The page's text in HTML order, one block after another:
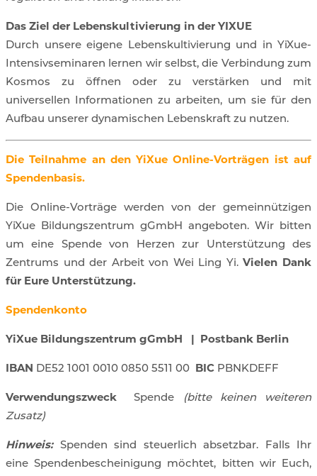
Das Ziel der Lebenskultivierung in der YIXUE
Durch unsere eigene Lebenskultivierung und in YiXue-
Intensivseminaren lernen wir selbst, die Verbindung zum
Kosmos zu öffnen oder zu verstärken und mit
universellen Informationen zu arbeiten, um sie für den
Aufbau unserer dynamischen Lebenskraft zu nutzen.
Die Teilnahme an den YiXue Online-Vorträgen ist auf
Spendenbasis.
Die Online-Vorträge werden von der gemeinnützigen
YiXue Bildungszentrum gGmbH angeboten. Wir bitten
um eine Spende von Herzen zur Unterstützung des
Zentrums und der Arbeit von Wei Ling Yi. Vielen Dank
für Eure Unterstützung.
Spendenkonto
YiXue Bildungszentrum gGmbH | Postbank Berlin
IBAN DE52 1001 0010 0850 5511 00 BIC PBNKDEFF
Verwendungszweck Spende (bitte keinen weiteren
Zusatz)
Hinweis:
Spenden sind steuerlich absetzbar. Falls Ihr
eine Spendenbescheinigung möchtet, bitten wir Euch,